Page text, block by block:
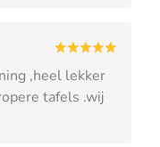
,heel lekker
tafels .wij